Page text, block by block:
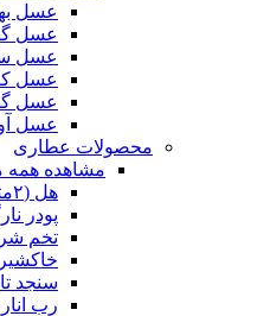
عسل
عسل
عسل
عسل
عسل
عسل
محصولات عطاری
مشاهده
هل (۲مثقال)
پودر
تخم
خاکشیر
سنجد
رب